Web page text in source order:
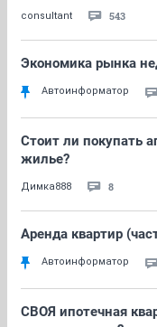
consultant 543
Экономика рынка
Автоинформатор
Стоит ли покупать
жилье?
Димка888 8
Аренда квартир
Автоинформатор
СВОЯ ипотечная